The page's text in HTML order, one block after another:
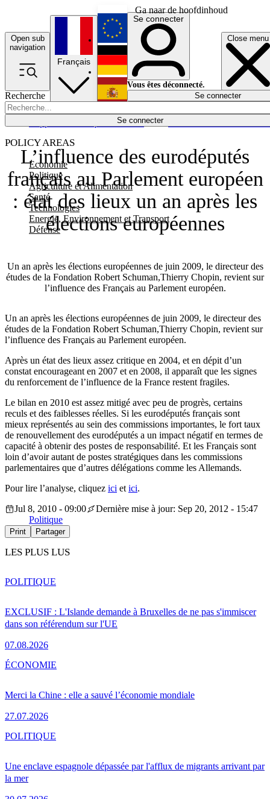
Ga naar de hoofdinhoud
Open sub
navigation
Close menu
Recherche
Se connecter
POLICY AREAS
Economie
Politique
Agriculture et Alimentation
Santé
Technologies
Energie, Environnement et Transport
Défense
Économie
Français
English
Deutsch
Español
Se connecter
Vous êtes déconnecté.
Se connecter
L’influence des eurodéputés
français au Parlement européen
: état des lieux un an après les
élections européennes
Un an après les élections européennes de juin 2009, le directeur des
études de la Fondation Robert Schuman,Thierry Chopin, revient sur
l’influence des Français au Parlement européen.
Un an après les élections européennes de juin 2009, le directeur des
études de la Fondation Robert Schuman,Thierry Chopin, revient sur
l’influence des Français au Parlement européen.
Après un état des lieux assez critique en 2004, et en dépit d’un
constat encourageant en 2007 et en 2008, il apparaît que les signes
du renforcement de l’influence de la France restent fragiles.
Le bilan en 2010 est assez mitigé avec peu de progrès, certains
reculs et des faiblesses réelles. Si les eurodéputés français sont
mieux représentés au sein des commissions importantes, le fort taux
de renouvellement des eurodéputés a un impact négatif en termes de
capacité à obtenir des postes de responsabilité. Et les Français sont
loin d’avoir autant de postes stratégiques dans les commissions
parlementaires que d’autres délégations comme les Allemands.
Pour lire l’analyse, cliquez ici et ici.
Jul 8, 2010 - 09:00
Dernière mise à jour: Sep 20, 2012 - 15:47
Politique
Print Partager
LES PLUS LUS
EXCLUSIF : L'Islande demande à Bruxelles de ne pas s'immiscer
dans son référendum sur l'UE
07.08.2026
POLITIQUE
Merci la Chine : elle a sauvé l’économie mondiale
27.07.2026
ÉCONOMIE
Une enclave espagnole dépassée par l'afflux de migrants arrivant par
la mer
POLITIQUE